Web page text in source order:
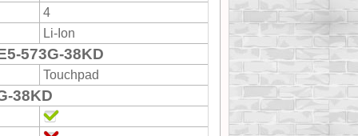
4
Li-Ion
573G-38KD
Touchpad
38KD